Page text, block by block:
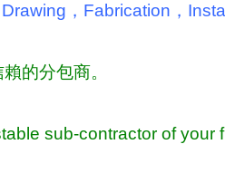
，Fabrication，
的分包商。
sub-contractor of your